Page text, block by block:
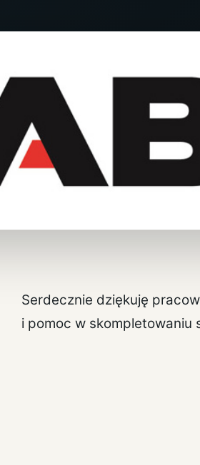
Serdecznie dziękuję
i pomoc w